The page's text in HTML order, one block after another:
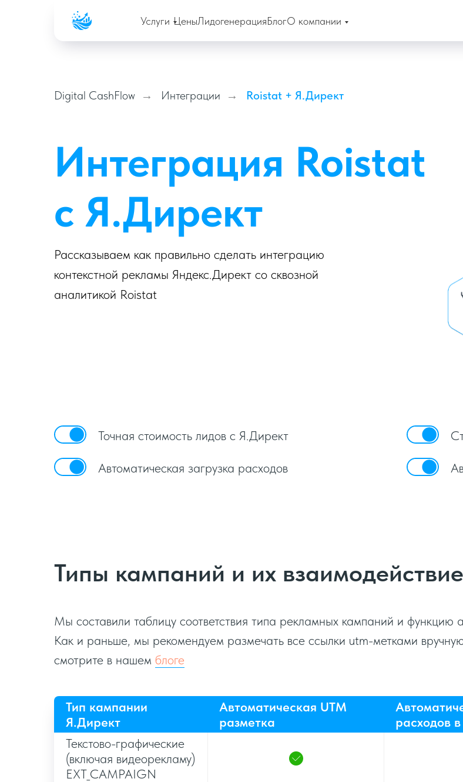
Услуги ЦеныЛидогенерацияБлогО компании
Digital CashFlow → Интеграции → Roistat + Я.Директ
Интеграция Roistat
с Я.Директ
Рассказываем как правильно сделать интеграцию
контекстной рекламы Яндекс.Директ со сквозной
аналитикой Roistat
Точная стоимость лидов с Я.Директ
Автоматическая загрузка расходов
Типы кампаний и их
Мы составили таблицу соответствия типа рекламных кампаний и функцию
Как и раньше, мы рекомендуем размечать все ссылки utm-метками
смотрите в нашем блоге
Тип кампании
Я.Директ
Автоматическая UTM
разметка
расходов
Текстово-графические
(включая видеорекламу)
EXT_CAMPAIGN